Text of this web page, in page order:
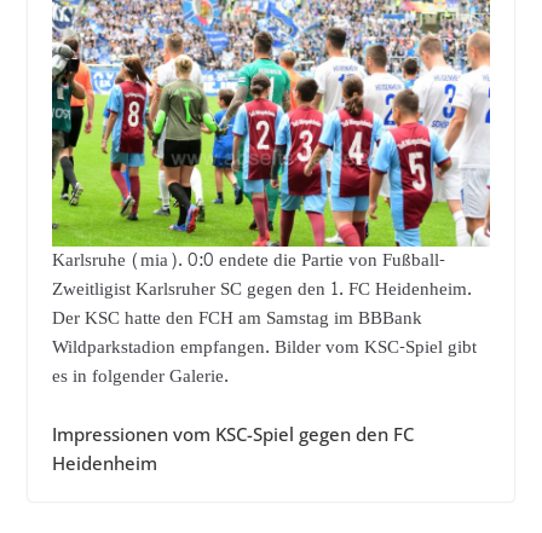
Karlsruhe (mia). 0:0 endete die Partie von Fußball-
Zweitligist Karlsruher SC gegen den 1. FC Heidenheim.
Der KSC hatte den FCH am Samstag im BBBank
Wildparkstadion empfangen. Bilder vom KSC-Spiel gibt
es in folgender Galerie.
Impressionen vom KSC-Spiel gegen den FC
Heidenheim